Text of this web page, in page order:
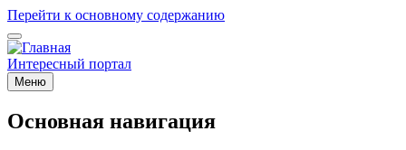
Перейти к основному содержанию
Интересный портал
Меню
Основная навигация